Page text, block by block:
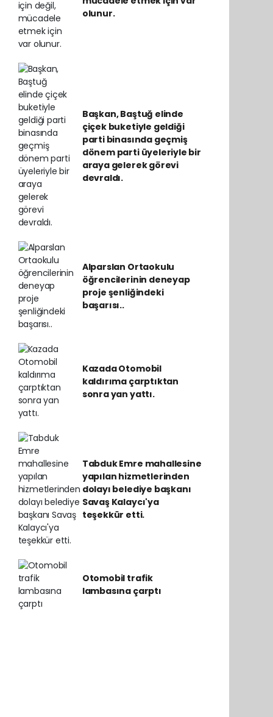
olunur.
Başkan, Baştuğ elinde
çiçek buketiyle geldiği
parti binasında geçmiş
dönem parti üyeleriyle bir
araya gelerek görevi
devraldı.
Alparslan Ortaokulu
öğrencilerinin deneyap
proje şenliğindeki
başarısı..
Kazada Otomobil
kaldırıma çarptıktan
sonra yan yattı.
Tabduk Emre mahallesine
yapılan hizmetlerinden
dolayı belediye başkanı
Savaş Kalaycı'ya
teşekkür etti.
Otomobil trafik
lambasına çarptı